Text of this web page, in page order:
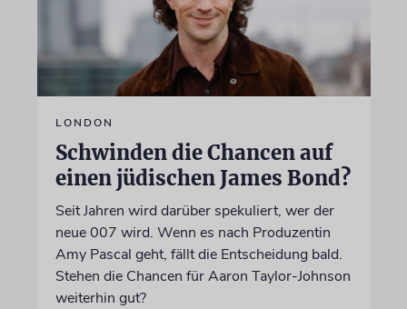
LONDON
Schwinden die Chancen auf
einen jüdischen James Bond?
Seit Jahren wird darüber spekuliert, wer der
neue 007 wird. Wenn es nach Produzentin
Amy Pascal geht, fällt die Entscheidung bald.
Stehen die Chancen für Aaron Taylor-Johnson
weiterhin gut?